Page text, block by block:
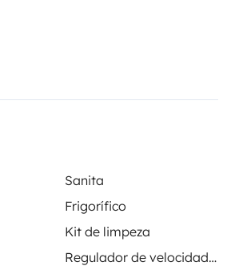
Sanita
Frigorífico
Kit de limpeza
Regulador de velocidade / Cruise Control